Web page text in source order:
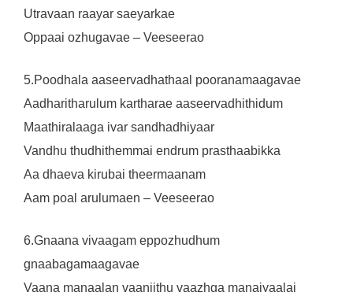
Utravaan raayar saeyarkae
Oppaai ozhugavae – Veeseerao
5.Poodhala aaseervadhathaal pooranamaagavae
Aadharitharulum kartharae aaseervadhithidum
Maathiralaaga ivar sandhadhiyaar
Vandhu thudhithemmai endrum prasthaabikka
Aa dhaeva kirubai theermaanam
Aam poal arulumaen – Veeseerao
6.Gnaana vivaagam eppozhudhum
gnaabagamaagavae
Vaana manaalan vaanjithu vaazhga manaiyaalai